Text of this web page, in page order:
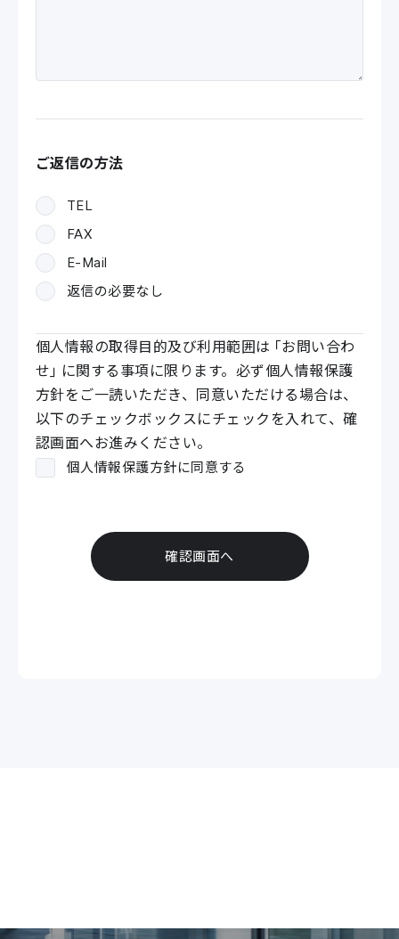
ご返信の方法
TEL
FAX
E-Mail
返信の必要なし
個人情報の取得目的及び利用範囲は「お問い合わ
せ」に関する事項に限ります。 必ず個人情報保護
方針をご一読いただき、同意いただける場合は、
以下のチェックボックスにチェックを入れて、確
認画面へお進みください。
個人情報保護方針に同意する
確認画面へ